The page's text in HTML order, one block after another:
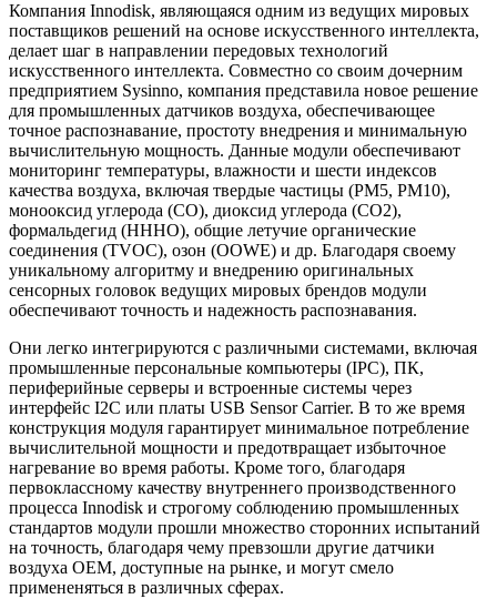
Компания Innodisk, являющаяся одним из ведущих мировых
поставщиков решений на основе искусственного интеллекта,
делает шаг в направлении передовых технологий
искусственного интеллекта. Совместно со своим дочерним
предприятием Sysinno, компания представила новое решение
для промышленных датчиков воздуха, обеспечивающее
точное распознавание, простоту внедрения и минимальную
вычислительную мощность. Данные модули обеспечивают
мониторинг температуры, влажности и шести индексов
качества воздуха, включая твердые частицы (PM5, PM10),
монооксид углерода (CO), диоксид углерода (CO2),
формальдегид (HHHO), общие летучие органические
соединения (TVOC), озон (OOWE) и др. Благодаря своему
уникальному алгоритму и внедрению оригинальных
сенсорных головок ведущих мировых брендов модули
обеспечивают точность и надежность распознавания.
Они легко интегрируются с различными системами, включая
промышленные персональные компьютеры (IPC), ПК,
периферийные серверы и встроенные системы через
интерфейс I2C или платы USB Sensor Carrier. В то же время
конструкция модуля гарантирует минимальное потребление
вычислительной мощности и предотвращает избыточное
нагревание во время работы. Кроме того, благодаря
первоклассному качеству внутреннего производственного
процесса Innodisk и строгому соблюдению промышленных
стандартов модули прошли множество сторонних испытаний
на точность, благодаря чему превзошли другие датчики
воздуха OEM, доступные на рынке, и могут смело
примененяться в различных сферах.